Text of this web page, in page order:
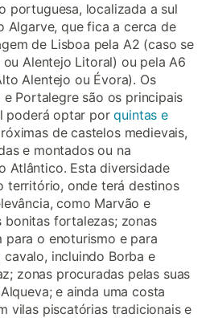
portuguesa, localizada a sul
Algarve, que fica a cerca de
de Lisboa pela A2 (caso se
Alentejo Litoral) ou pela A6
Alentejo ou Évora). Os
Portalegre são os principais
poderá optar porquintas e
de castelos medievais,
e montados ou na
Atlântico. Esta diversidade
território, onde terá destinos
como Marvão e
bonitas fortalezas; zonas
o enoturismo e para
incluindo Borba e
zonas procuradas pelas suas
e ainda uma costa
vilas piscatórias tradicionais e